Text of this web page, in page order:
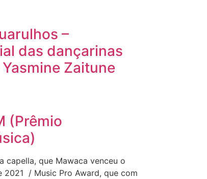
–
das dançarinas
Zaitune
(Prêmio
capella, que Mawaca venceu o
2021 / Music Pro Award, que com